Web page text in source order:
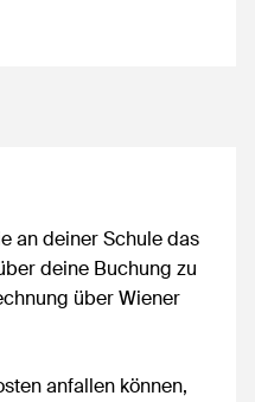
an deiner Schule das
deine Buchung zu
über Wiener
anfallen können,